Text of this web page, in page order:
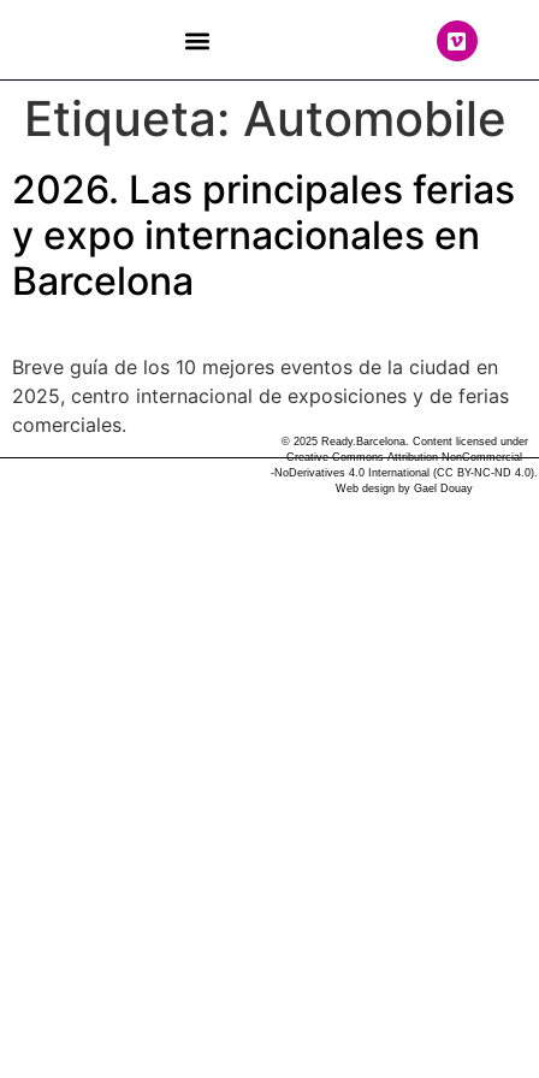
Etiqueta: Automobile
2026. Las principales ferias
y expo internacionales en
Barcelona
Breve guía de los 10 mejores eventos de la ciudad en
2025, centro internacional de exposiciones y de ferias
comerciales.
© 2025 Ready.Barcelona. Content licensed under
Creative Commons Attribution-NonCommercial
-NoDerivatives 4.0 International (CC BY-NC-ND 4.0).
Web design by Gael Douay